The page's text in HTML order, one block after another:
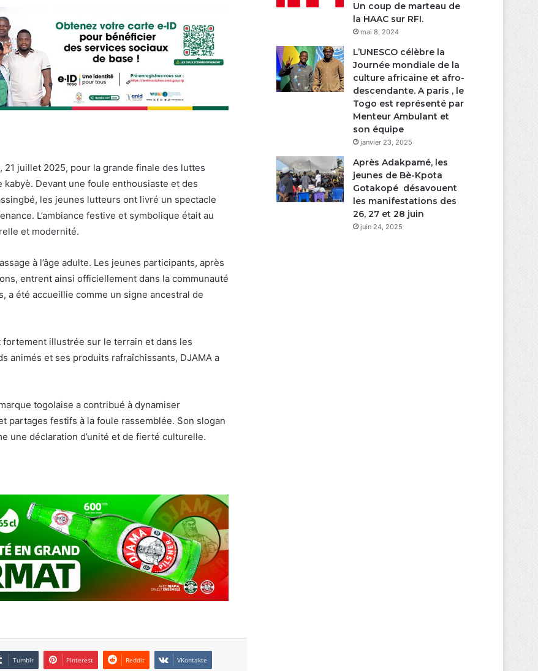
21 juillet 2025, pour la grande finale des luttes
Devant une foule enthousiaste et des
les jeunes lutteurs ont livré un spectacle
L’ambiance festive et symbolique était au
et modernité.
à l’âge adulte. Les jeunes participants, après
entrent ainsi officiellement dans la communauté
a été accueillie comme un signe ancestral de
fortement illustrée sur le terrain et dans les
animés et ses produits rafraîchissants, DJAMA a
togolaise a contribué à dynamiser
partages festifs à la foule rassemblée. Son slogan
une déclaration d’unité et de fierté culturelle.
Tumblr Pinterest Reddit VKontakte
Un coup de marteau de
la HAAC sur RFI.
mai 8, 2024
L’UNESCO célèbre la
Journée mondiale de la
culture africaine et afro-
descendante. A paris , le
Togo est représenté par
Menteur Ambulant et
son équipe
janvier 23, 2025
Après Adakpamé, les
jeunes de Bè-Kpota
Gotakopé désavouent
les manifestations des
26, 27 et 28 juin
juin 24, 2025